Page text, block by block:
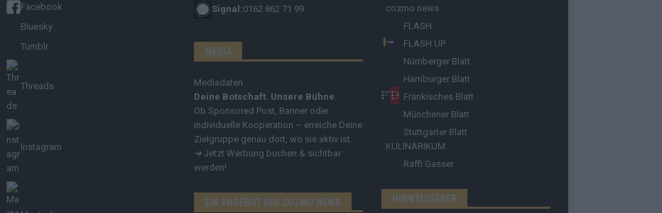
Facebook
Bluesky
Tumblr
Threads
Instagram
Signal:0162 862 71 99
MEDIA
Mediadaten
Deine Botschaft. Unsere Bühne.
Ob Sponsored Post, Banner oder
individuelle Kooperation – erreiche Deine
Zielgruppe genau dort, wo sie aktiv ist.
➔ Jetzt Werbung buchen & sichtbar
werden!
EIN ANGEBOT DER COZMO NEWS
cozmo news
FLASH
FLASH UP
Nürnberger Blatt
Hamburger Blatt
Fränkisches Blatt
Münchener Blatt
Stuttgarter Blatt
KULINARIKUM.
Raffi Gasser
HINWEISGEBER